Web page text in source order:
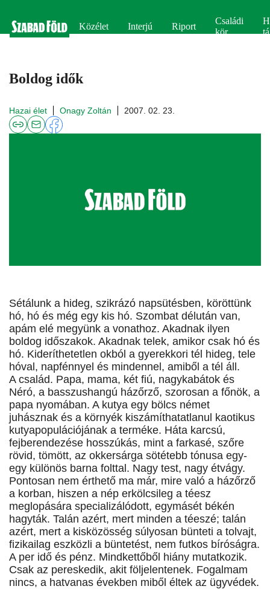
Közélet Interjú Riport
Családi
kör
Boldog idők
Hazai élet Onagy Zoltán 2007. 02. 23.
Sétálunk a hideg, szikrázó napsütésben, köröttünk
hó, hó és még egy kis hó. Szombat délután van,
apám elé megyünk a vonathoz. Akadnak ilyen
boldog időszakok. Akadnak telek, amikor csak hó és
hó. Kideríthetetlen okból a gyerekkori tél hideg, tele
hóval, napfénnyel és mindennel, amiből a tél áll.
A család. Papa, mama, két fiú, nagykabátok és
Néró, a basszushangú házőrző, szorosan a főnök, a
papa nyomában. A kutya egy bölcs német
juhásznak és a környék kiszámíthatatlanul kaotikus
kutyapopulációjának a terméke. Háta karcsú,
fejberendezése hosszúkás, mint a farkasé, szőre
rövid, tömött, az okkersárga sötétebb tónusa egy-
egy különös barna folttal. Nagy test, nagy étvágy.
Pontosan nem érthető ma már, mire való a házőrző
a korban, hiszen a nép erkölcsileg a téesz
meglopására specializálódott, egymásét békén
hagyták. Talán azért, mert minden a téeszé; talán
azért, mert a kisközösség súlyosan bünteti a tolvajt,
fizikailag eszközli a büntetést, nem futkos bíróságra.
A per idő és pénz. Mindkettőből hiány mutatkozik.
Csak az pereskedik, akit följelentenek. Fogalmam
nincs, a hatvanas években miből éltek az ügyvédek.